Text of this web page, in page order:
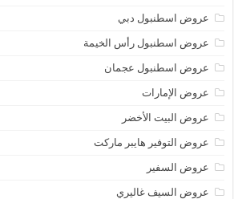
عروض اسطنبول دبي
عروض اسطنبول رأس الخيمة
عروض اسطنبول عجمان
عروض الإمارات
عروض البيت الأخضر
عروض التوفير هايبر ماركت
عروض السفير
عروض السيف غاليري